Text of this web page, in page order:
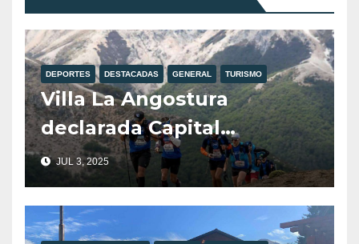
DEPORTES DESTACADAS GENERAL TURISMO
Villa La Angostura
declarada Capital
Provincial del Deporte de
Montaña.
JUL 3, 2025